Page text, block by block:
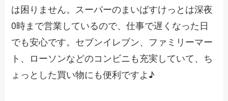
は困りません。スーパーのまいばすけっとは深夜
0時まで営業しているので、仕事で遅くなった日
でも安心です。セブンイレブン、ファミリーマー
ト、ローソンなどのコンビニも充実していて、ち
ょっとした買い物にも便利ですよ♪